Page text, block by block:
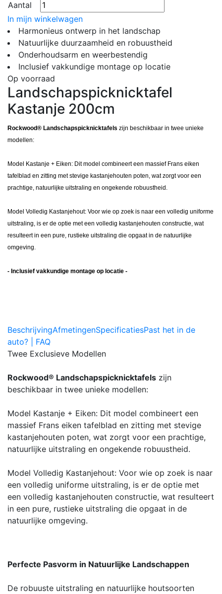
Aantal
In mijn winkelwagen
Harmonieus ontwerp in het landschap
Natuurlijke duurzaamheid en robuustheid
Onderhoudsarm en weerbestendig
Inclusief vakkundige montage op locatie
Op voorraad
Landschapspicknicktafel
Kastanje 200cm
Rockwood® Landschapspicknicktafels zijn beschikbaar in twee unieke
modellen:
Model Kastanje + Eiken: Dit model combineert een massief Frans eiken
tafelblad en zitting met stevige kastanjehouten poten, wat zorgt voor een
prachtige, natuurlijke uitstraling en ongekende robuustheid.
Model Volledig Kastanjehout: Voor wie op zoek is naar een volledig uniforme
uitstraling, is er de optie met een volledig kastanjehouten constructie, wat
resulteert in een pure, rustieke uitstraling die opgaat in de natuurlijke
omgeving.
- Inclusief vakkundige montage op locatie -
BeschrijvingAfmetingenSpecificatiesPast het in de
auto? | FAQ
Twee Exclusieve Modellen
Rockwood® Landschapspicknicktafels zijn
beschikbaar in twee unieke modellen:
Model Kastanje + Eiken: Dit model combineert een
massief Frans eiken tafelblad en zitting met stevige
kastanjehouten poten, wat zorgt voor een prachtige,
natuurlijke uitstraling en ongekende robuustheid.
Model Volledig Kastanjehout: Voor wie op zoek is naar
een volledig uniforme uitstraling, is er de optie met
een volledig kastanjehouten constructie, wat resulteert
in een pure, rustieke uitstraling die opgaat in de
natuurlijke omgeving.
Perfecte Pasvorm in Natuurlijke Landschappen
De robuuste uitstraling en natuurlijke houtsoorten